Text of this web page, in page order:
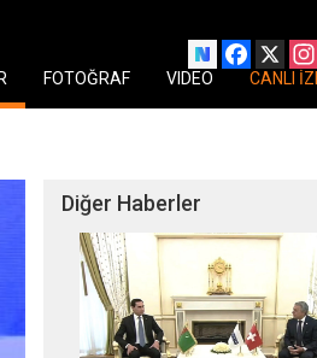
Facebook
X
FOTOĞRAF VIDEO CANLI
Diğer Haberler